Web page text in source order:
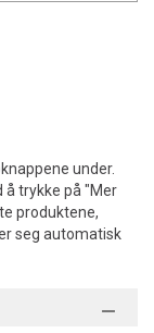
under.
å trykke på "Mer
produktene,
seg automatisk